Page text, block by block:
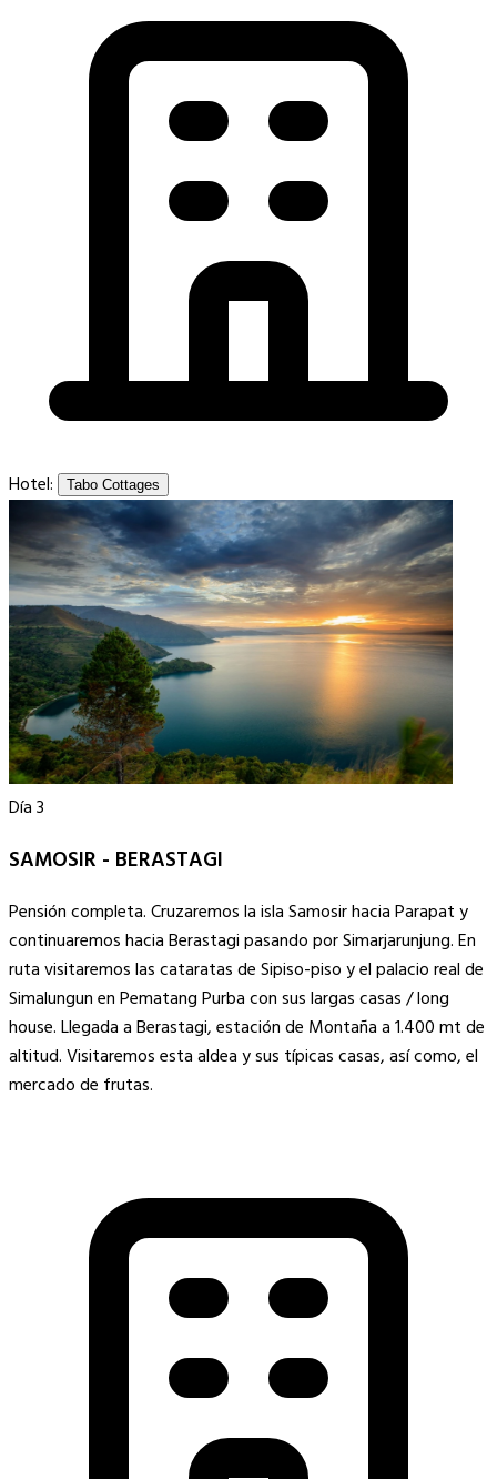
Hotel: Tabo Cottages
Día 3
SAMOSIR - BERASTAGI
Pensión completa. Cruzaremos la isla Samosir hacia Parapat y
continuaremos hacia Berastagi pasando por Simarjarunjung. En
ruta visitaremos las cataratas de Sipiso-piso y el palacio real de
Simalungun en Pematang Purba con sus largas casas / long
house. Llegada a Berastagi, estación de Montaña a 1.400 mt de
altitud. Visitaremos esta aldea y sus típicas casas, así como, el
mercado de frutas.